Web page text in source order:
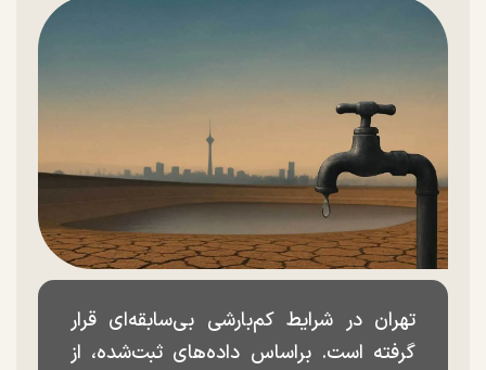
تهران در شرایط کم‌بارشی بی‌سابقه‌ای قرار
گرفته است. براساس داده‌های ثبت‌شده، از